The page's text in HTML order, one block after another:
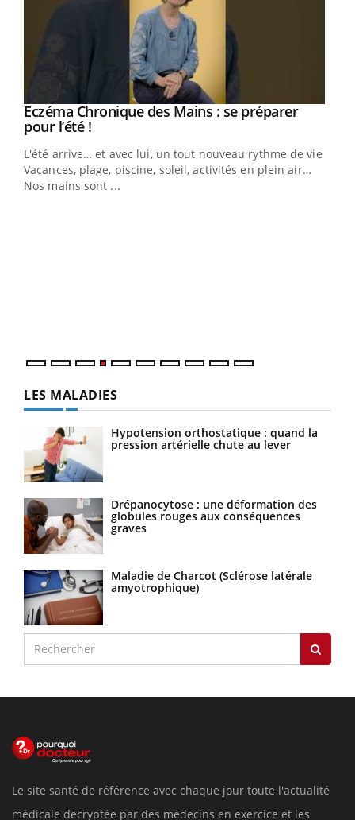
Youtube
Eczéma Chronique des Mains : se préparer
pour l’été !Youtube
L'été arrive… et avec lui, un tout nouveau rythme de vie !
Vacances, plage, piscine, soleil, activités en plein air…
Nos mains sont ...
LES MALADIES
Hypotension orthostatique : quand la
pression artérielle chute au lever
Drépanocytose : une déformation des
globules rouges aux conséquences
graves
Maladie de Charcot (Sclérose latérale
amyotrophique)
Le site santé de référence avec chaque jour toute l'actualité
médicale decryptée par des médecins en exercice et les